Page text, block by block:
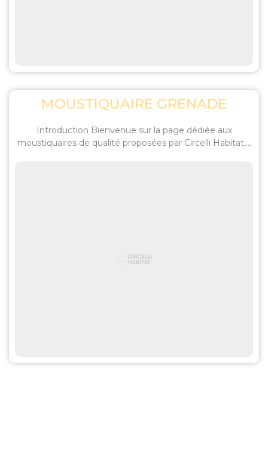
MOUSTIQUAIRE GRENADE
Introduction Bienvenue sur la page dédiée aux
moustiquaires de qualité proposées par Circelli Habitat,...